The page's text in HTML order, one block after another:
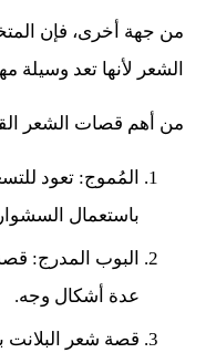
من جهة أخرى، فإن
الشعر لأنها تعد وسيلة
من أهم قصات الشعر
المُموج: تعود
باستعمال
البوب المدرج:
عدة أشكال وجه.
قصة شعر